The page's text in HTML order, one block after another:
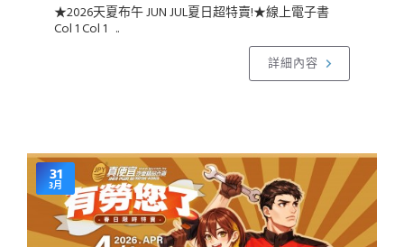
★2026天夏布午 JUN JUL夏日超特賣!★線上電子書
Col 1 Col 1 ..
詳細內容
31
3月